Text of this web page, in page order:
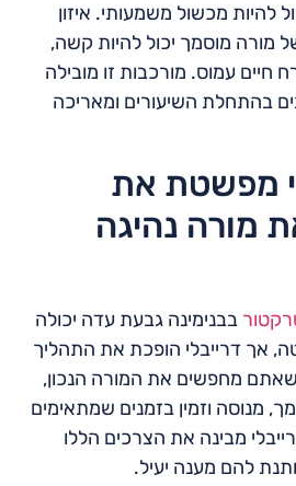
להיות מכשול משמעותי. איזון
מורה מוסמך יכול להיות קשה,
חיים עמוס. מורכבות זו מובילה
בהתחלת השיעורים ומאריכה
מפשטת את
מורה נהיגה
בבנימינה גבעת עדה יכולה
אך דרייבלי הופכת את התהליך
מחפשים את המורה הנכון,
מנוסה וזמין בזמנים שמתאימים
מבינה את הצרכים הללו
להם מענה יעיל.